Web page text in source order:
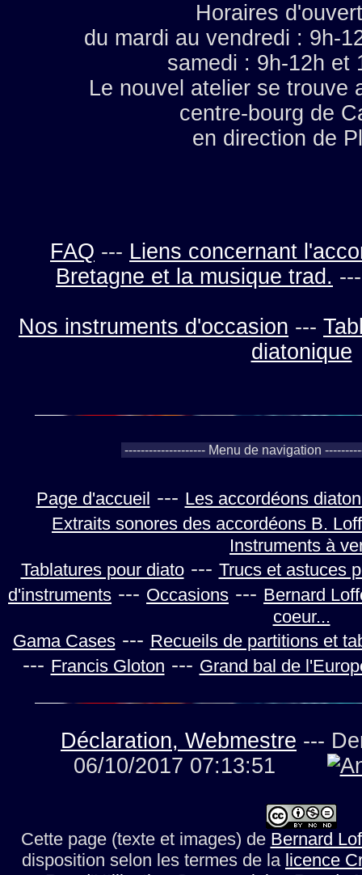
Horaires
du mardi au vendredi : 9h-
samedi : 9h-12h et
Le nouvel atelier se trouve
centre-bourg de
en direction de
FAQ --- Liens concernant
Bretagne et la musique trad.
Nos instruments d'occasion ---
diatonique
Page d'accueil --- Les accordéons
Extraits sonores des accordéons B.
Instruments à
Tablatures pour diato--- Trucs et astuces
d'instruments --- Occasions --- Bernard
coeur...
Gama Cases--- Recueils de partitions et
--- Francis Gloton --- Grand bal de
Déclaration, Webmestre ---
06/10/2017 07:13:51
Cette page (texte et images) de Bernard
disposition selon les termes de la licence